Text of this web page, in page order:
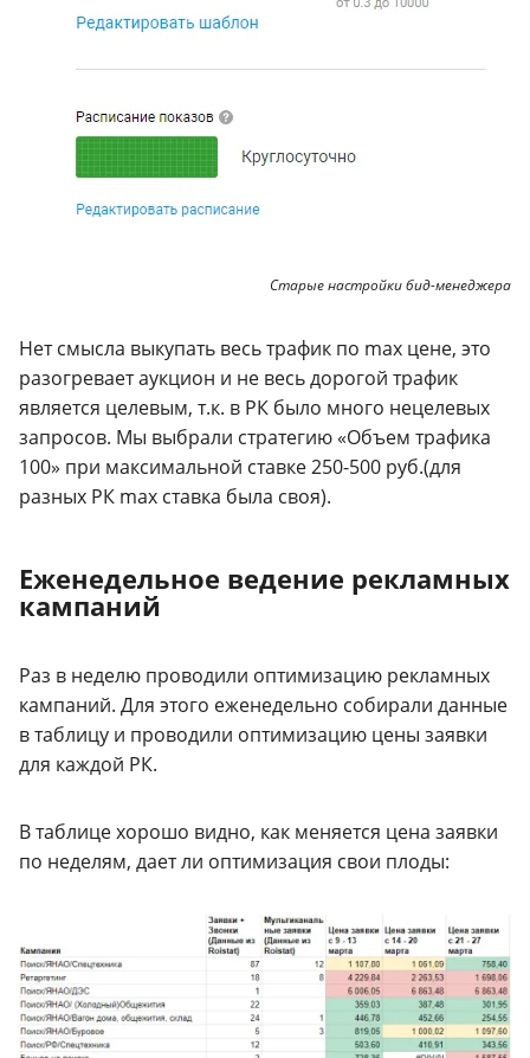
Старые настройки бид-менеджера
Нет смысла выкупать весь трафик по max цене, это
разогревает аукцион и не весь дорогой трафик
является целевым, т.к. в РК было много нецелевых
запросов. Мы выбрали стратегию «Объем трафика
100» при максимальной ставке 250-500 руб.(для
разных РК max ставка была своя).
Еженедельное ведение рекламных
кампаний
Раз в неделю проводили оптимизацию рекламных
кампаний. Для этого еженедельно собирали данные
в таблицу и проводили оптимизацию цены заявки
для каждой РК.
В таблице хорошо видно, как меняется цена заявки
по неделям, дает ли оптимизация свои плоды: